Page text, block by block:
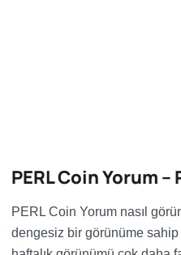
PERL Coin Yorum –
PERL Coin Yorum nasıl
dengesiz bir görünüme